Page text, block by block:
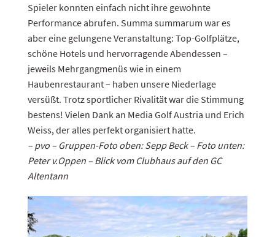
Spieler konnten einfach nicht ihre gewohnte
Performance abrufen. Summa summarum war es
aber eine gelungene Veranstaltung: Top-Golfplätze,
schöne Hotels und hervorragende Abendessen –
jeweils Mehrgangmenüs wie in einem
Haubenrestaurant – haben unsere Niederlage
versüßt. Trotz sportlicher Rivalität war die Stimmung
bestens! Vielen Dank an Media Golf Austria und Erich
Weiss, der alles perfekt organisiert hatte.
– pvo – Gruppen-Foto oben: Sepp Beck – Foto unten:
Peter v.Oppen – Blick vom Clubhaus auf den GC
Altentann